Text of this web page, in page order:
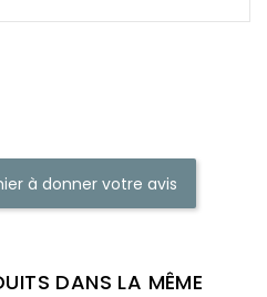
à donner votre avis
DANS LA MÊME